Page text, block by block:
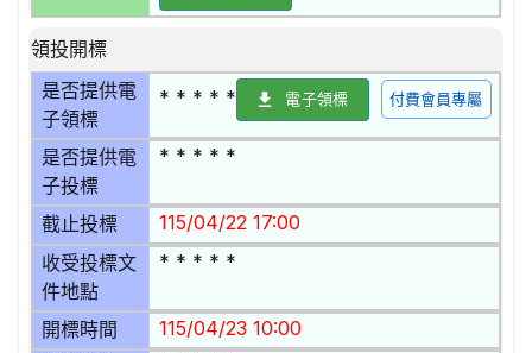
領投開標
是否提供電
子領標
* * * * * 電子領標 付費會員專屬
是否提供電
子投標
* * * * *
截止投標 115/04/22 17:00
收受投標文
件地點
* * * * *
開標時間 115/04/23 10:00